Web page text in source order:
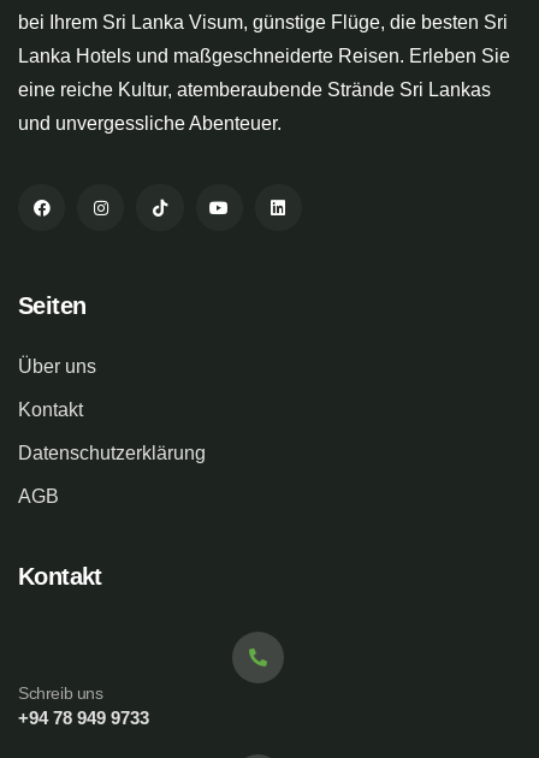
bei Ihrem Sri Lanka Visum, günstige Flüge, die besten Sri
Lanka Hotels und maßgeschneiderte Reisen. Erleben Sie
eine reiche Kultur, atemberaubende Strände Sri Lankas
und unvergessliche Abenteuer.
Seiten
Über uns
Kontakt
Datenschutzerklärung
AGB
Kontakt
Schreib uns
+94 78 949 9733